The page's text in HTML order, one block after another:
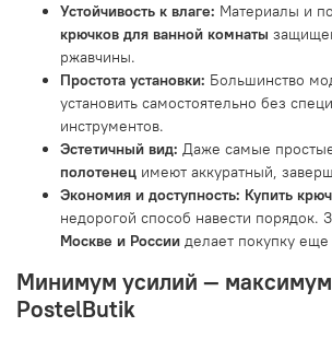
Устойчивость к влаге: Материалы и
крючков для ванной комнаты
ржавчины.
Простота установки: Большинство
установить самостоятельно без
инструментов.
Эстетичный вид: Даже самые
полотенец имеют аккуратный,
Экономия и доступность: Купить
недорогой способ навести порядок.
Москве и России делает покупку
Минимум усилий —
PostelButik